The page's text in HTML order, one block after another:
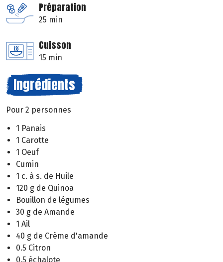
Préparation
25 min
Cuisson
15 min
Ingrédients
Pour 2 personnes
1 Panais
1 Carotte
1 Oeuf
Cumin
1 c. à s. de Huile
120 g de Quinoa
Bouillon de légumes
30 g de Amande
1 Ail
40 g de Crème d'amande
0.5 Citron
0.5 échalote